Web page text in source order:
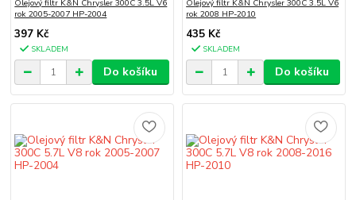
Olejový filtr K&N Chrysler 300C 3.5L V6
rok 2005-2007 HP-2004
397 Kč
SKLADEM
Do košíku
Olejový filtr K&N Chrysler 300C 3.5L V6
rok 2008 HP-2010
435 Kč
SKLADEM
Do košíku